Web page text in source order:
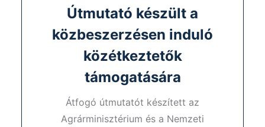
Útmutató készült a
közbeszerzésen induló
közétkeztetők
támogatására
Átfogó útmutatót készített az
Agrárminisztérium és a Nemzeti